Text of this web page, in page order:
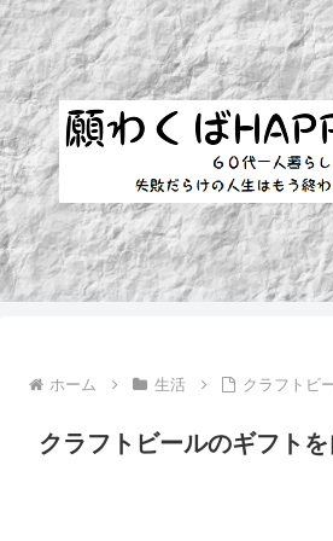
ホーム 生活 クラフトビ
クラフトビールのギフト